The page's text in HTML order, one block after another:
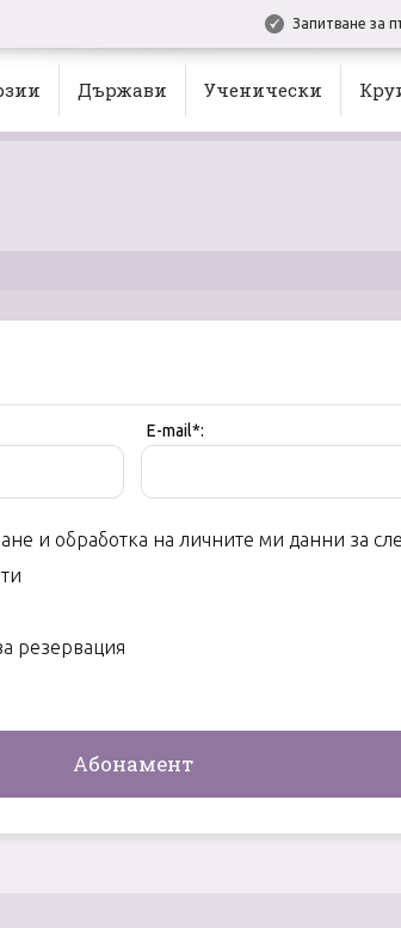
Запитване за
Държави Ученически
E-mail*:
и обработка на личните ми данни за
резервация